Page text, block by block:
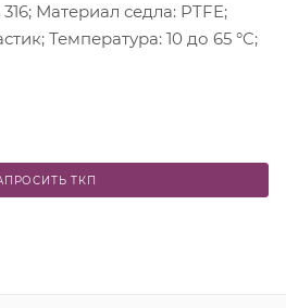
Материал седла: PTFE;
Температура: 10 до 65 °C;
ТКП